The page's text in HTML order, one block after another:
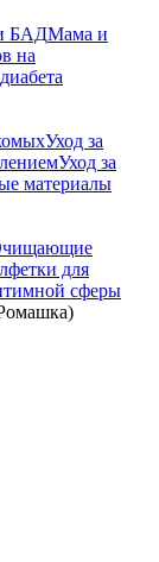
БАДМама и
на
Уход за
Уход за
материалы
для
сферы